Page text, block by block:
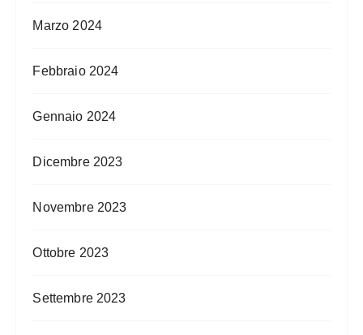
Marzo 2024
Febbraio 2024
Gennaio 2024
Dicembre 2023
Novembre 2023
Ottobre 2023
Settembre 2023